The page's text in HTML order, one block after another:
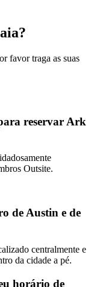
favor traga as suas
reservar Ark
Outsite.
de Austin e de
centralmente e
da cidade a pé.
horário de